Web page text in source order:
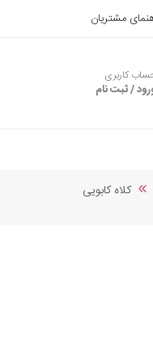
مشتریان
کاربری
/ ثبت نام
کلاه کابویی